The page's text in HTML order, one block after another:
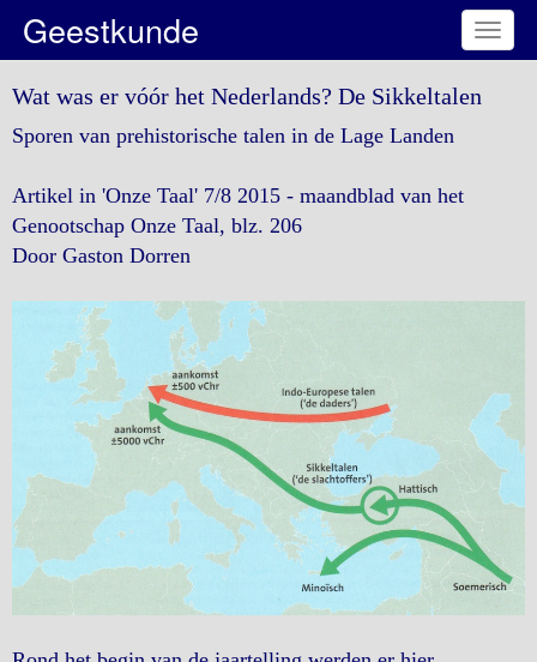
Toggle
Geestkunde
Wat was er vóór het Nederlands? De Sikkeltalen
Sporen van prehistorische talen in de Lage Landen
Artikel in 'Onze Taal' 7/8 2015 - maandblad van het
Genootschap Onze Taal, blz. 206
Door Gaston Dorren